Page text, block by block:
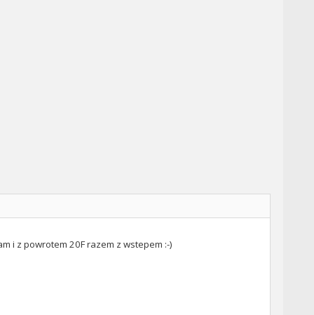
i z powrotem 20F razem z wstepem :-)